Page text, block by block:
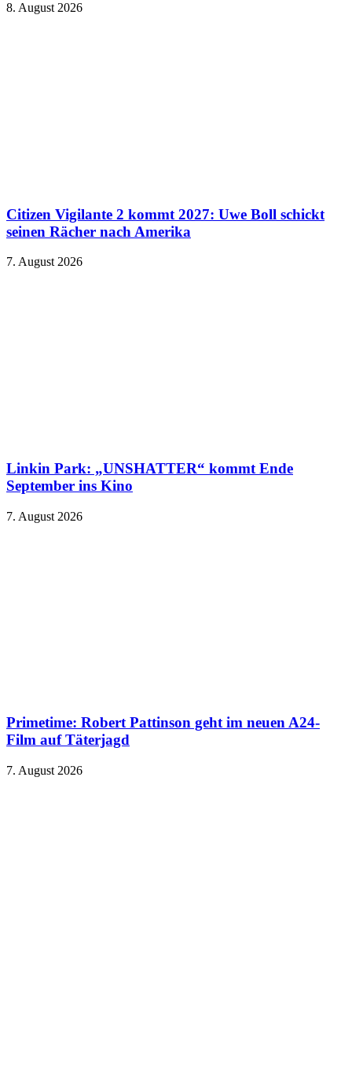
8. August 2026
Citizen Vigilante 2 kommt 2027: Uwe Boll schickt
seinen Rächer nach Amerika
7. August 2026
Linkin Park: „UNSHATTER“ kommt Ende
September ins Kino
7. August 2026
Primetime: Robert Pattinson geht im neuen A24-
Film auf Täterjagd
7. August 2026